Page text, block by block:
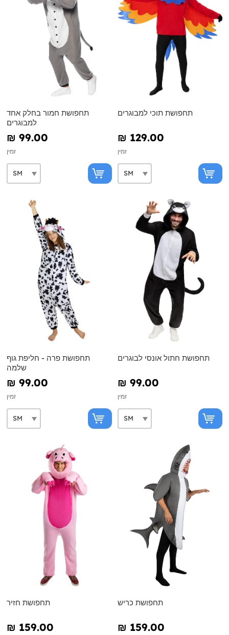
תחפושת חמור בחלק אחד
למבוגרים
₪‎ 99.00
זמין
תחפושת תוכי למבוגרים
₪‎ 129.00
זמין
תחפושת פרה - חליפת גוף
שלמה
₪‎ 99.00
זמין
תחפושת חתול אונסי לבוגרים
₪‎ 99.00
זמין
תחפושת חזיר
₪‎ 159.00
תחפושת כריש
₪‎ 159.00